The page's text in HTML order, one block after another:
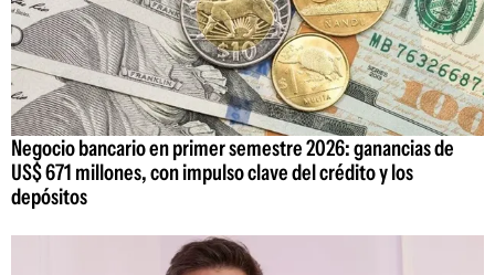
Negocio bancario en primer semestre 2026: ganancias de
US$ 671 millones, con impulso clave del crédito y los
depósitos